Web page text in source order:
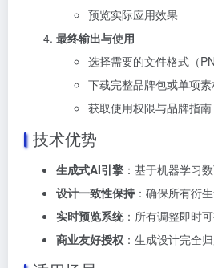
预览实际应用效果
最终输出与使用
选择需要的文件格式（
下载完整品牌包或单项
获取使用权限与品牌指南
技术优势
生成式AI引擎 ：基于机器学习
设计一致性保持 ：确保所有衍
实时预览系统：所有调整即时
商业友好授权 ：生成设计完全